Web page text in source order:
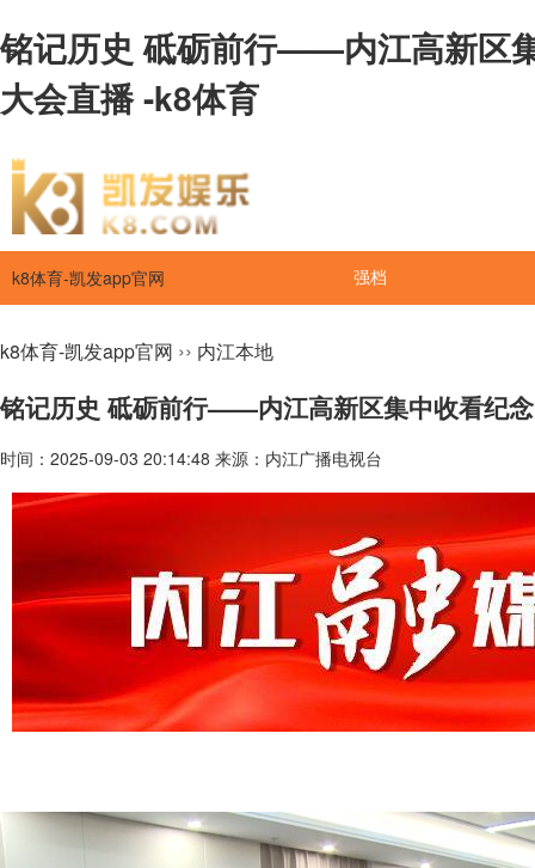
铭记历史 砥砺前行——内江高新区
大会直播 -k8体育
k8体育-凯发app官网 强档
k8体育-凯发app官网 ›› 内江本地
铭记历史 砥砺前行——内江高新区集中收看纪
时间：2025-09-03 20:14:48 来源：内江广播电视台